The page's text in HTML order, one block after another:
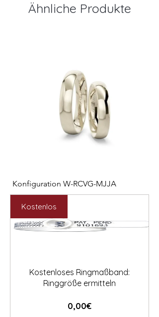
Ähnliche Produkte
Konfiguration W-RCVG-MJJA
Preis
2.531,00 €
Preis
Kostenlos
Kostenloses Ringmaßband:
Ringgröße ermitteln
0,00€Preis